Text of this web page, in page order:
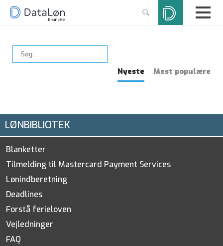
Nyeste Mest populære
LØNBIBLIOTEK
Blanketter
Tilmelding til Mastercard Payment Services
Lønindberetning
Deadlines
Forstå ferieloven
Vejledninger
FAQ